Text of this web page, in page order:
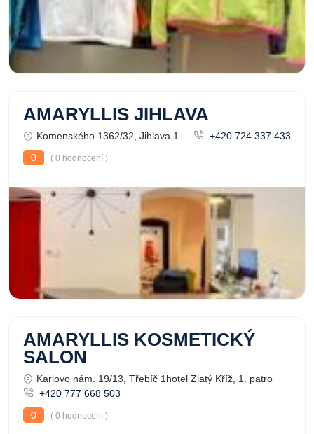
AMARYLLIS JIHLAVA
Komenského 1362/32, Jihlava 1
+420 724 337 433
0
( 0 hodnocení )
AMARYLLIS KOSMETICKÝ
SALON
Karlovo nám. 19/13, Třebíč 1hotel Zlatý Kříž, 1. patro
+420 777 668 503
0
( 0 hodnocení )